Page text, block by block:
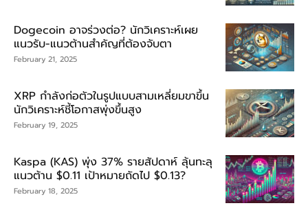
Dogecoin อาจร่วงต่อ? นักวิเคราะห์เผย
แนวรับ-แนวต้านสำคัญที่ต้องจับตา
February 21, 2025
XRP กำลังก่อตัวในรูปแบบสามเหลี่ยมขาขึ้น
นักวิเคราะห์ชี้โอกาสพุ่งขึ้นสูง
February 19, 2025
Kaspa (KAS) พุ่ง 37% รายสัปดาห์ ลุ้นทะลุ
แนวต้าน $0.11 เป้าหมายถัดไป $0.13?
February 18, 2025